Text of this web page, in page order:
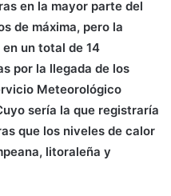
en la mayor parte del
de máxima, pero la
un total de 14
por la llegada de los
Meteorológico
sería la que registraría
que los niveles de calor
litoraleña y